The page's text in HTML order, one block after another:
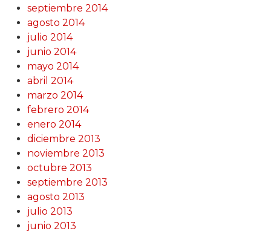
septiembre 2014
agosto 2014
julio 2014
junio 2014
mayo 2014
abril 2014
marzo 2014
febrero 2014
enero 2014
diciembre 2013
noviembre 2013
octubre 2013
septiembre 2013
agosto 2013
julio 2013
junio 2013